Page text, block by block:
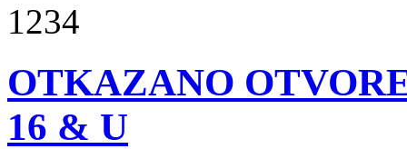
1234
OTKAZANO
16 & U